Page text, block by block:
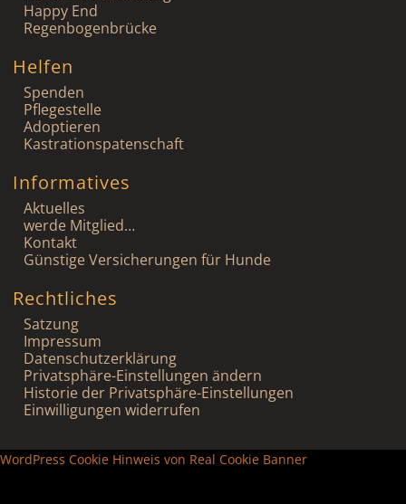
Happy End
Regenbogenbrücke
Helfen
Spenden
Pflegestelle
Adoptieren
Kastrationspatenschaft
Informatives
Aktuelles
werde Mitglied…
Kontakt
Günstige Versicherungen für Hunde
Rechtliches
Satzung
Impressum
Datenschutzerklärung
Privatsphäre-Einstellungen ändern
Historie der Privatsphäre-Einstellungen
Einwilligungen widerrufen
WordPress Cookie Hinweis von Real Cookie Banner